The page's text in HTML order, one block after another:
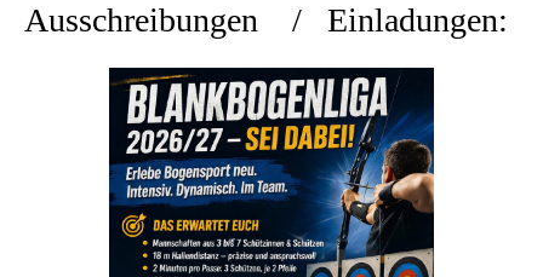
Ausschreibungen / Einladungen: